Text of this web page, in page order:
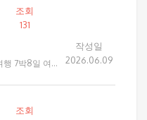
조회
131
의 설명과 통솔력 축복에 크루즈여행의 묘미를 맘껏 누려 매일 매일이 기적의 날였습니다. 해외여행의 색다른 큰 경험을 해보며 , 드림투어에 감사하고 예약부터 끝까지 성실히 해주신 레이첼씨의 행함에 다른 여행객들에게도 큰 영향력 미칠것 기대하며. 항상 건강하시길
작성일
2026.06.09
조회